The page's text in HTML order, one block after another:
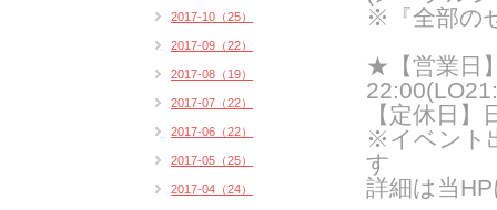
※『全部の
★【営業日
【定休日
※イベント
す
詳細は当
2017-10（25）
2017-09（22）
2017-08（19）
2017-07（22）
2017-06（22）
2017-05（25）
2017-04（24）